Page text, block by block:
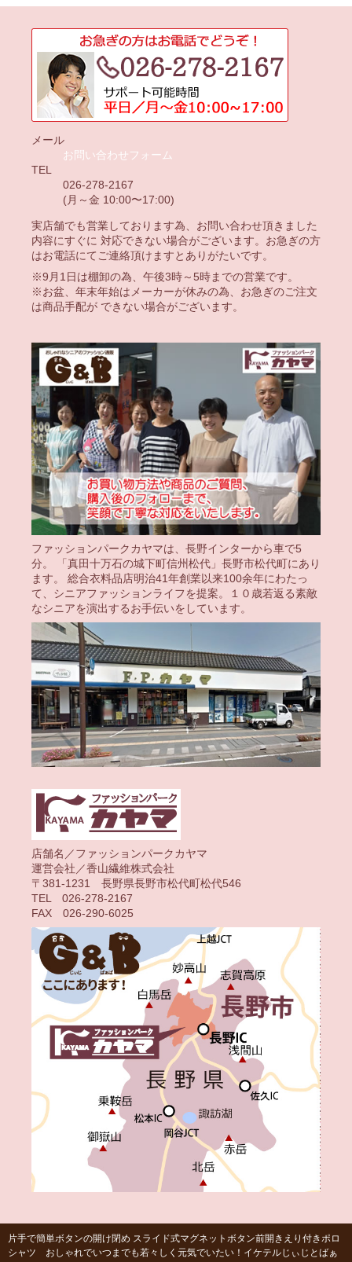
メール
お問い合わせフォーム
TEL
026-278-2167
(月～金 10:00〜17:00)
実店舗でも営業しております為、お問い合わせ頂きました
内容にすぐに 対応できない場合がございます。お急ぎの方
はお電話にてご連絡頂けますとありがたいです。
※9月1日は棚卸の為、午後3時～5時までの営業です。
※お盆、年末年始はメーカーが休みの為、お急ぎのご注文
は商品手配が できない場合がございます。
ファッションパークカヤマは、長野インターから車で5
分。 「真田十万石の城下町信州松代」長野市松代町にあり
ます。 総合衣料品店明治41年創業以来100余年にわたっ
て、シニアファッションライフを提案。１０歳若返る素敵
なシニアを演出するお手伝いをしています。
店舗名／ファッションパークカヤマ
運営会社／香山繊維株式会社
〒381-1231 長野県長野市松代町松代546
TEL 026-278-2167
FAX 026-290-6025
片手で簡単ボタンの開け閉め スライド式マグネットボタン前開きえり付きポロ
シャツ おしゃれでいつまでも若々しく元気でいたい！イケテルじぃじとばぁ